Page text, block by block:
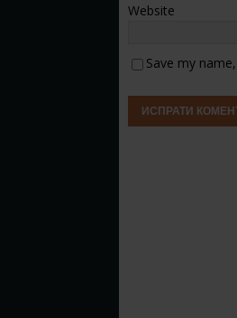
Website
Save my